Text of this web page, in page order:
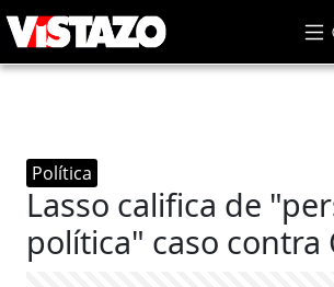
Política
Lasso califica de
política" caso contra